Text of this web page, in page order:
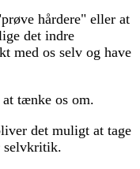
hårdere" eller at
det indre
med os selv og have
tænke os om.
det muligt at tage
selvkritik.